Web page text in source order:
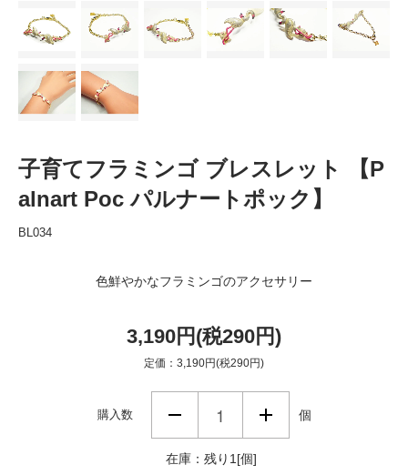
子育てフラミンゴ ブレスレット 【P
alnart Poc パルナートポック】
BL034
色鮮やかなフラミンゴのアクセサリー
3,190円(税290円)
定価：3,190円(税290円)
購入数 個
在庫：残り1[個]